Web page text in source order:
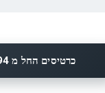
כרטיסים החל מ $94